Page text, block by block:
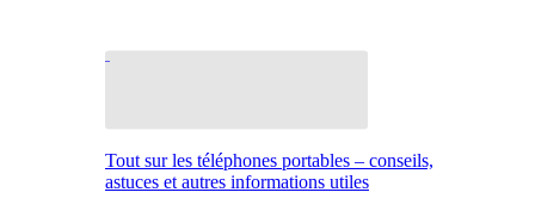
Tout sur les téléphones portables – conseils,
astuces et autres informations utiles